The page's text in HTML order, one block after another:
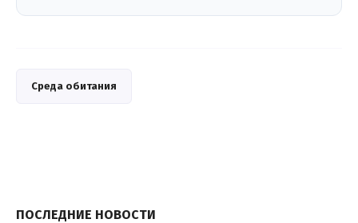
Среда обитания
ПОСЛЕДНИЕ НОВОСТИ